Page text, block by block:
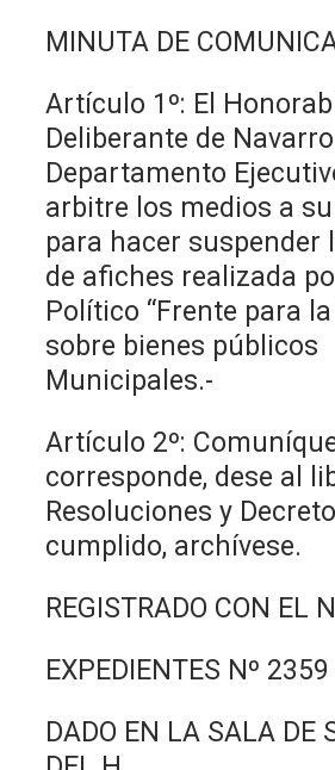
MINUTA DE
Artículo 1º: El
Deliberante de
Departamento
arbitre los medios a
para hacer suspender
de afiches realizada
Político “Frente para
sobre bienes públicos
Municipales.-
Artículo 2º:
corresponde, dese al
Resoluciones y
cumplido, archívese.
REGISTRADO CON EL
EXPEDIENTES Nº
DADO EN LA SALA DE